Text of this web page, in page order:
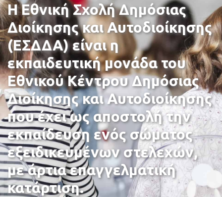
Η Εθνική Σχολή Δημόσιας
Διοίκησης και Αυτοδιοίκησης
(ΕΣΔΔΑ) είναι η
εκπαιδευτική μονάδα του
Εθνικού Κέντρου Δημόσιας
Διοίκησης και Αυτοδιοίκησης
που έχει ως αποστολή την
εκπαίδευση ενός σώματος
εξειδικευμένων στελεχών,
με άρτια επαγγελματική
κατάρτιση.